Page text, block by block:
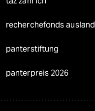
recherchefonds ausland
panterstiftung
panterpreis 2026